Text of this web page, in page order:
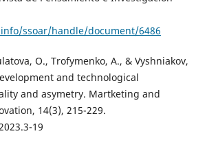
ssoar/handle/document/6486
O., Trofymenko, A., & Vyshniakov,
and technological
and asymetry. Martketing and
14(3), 215-229.
19